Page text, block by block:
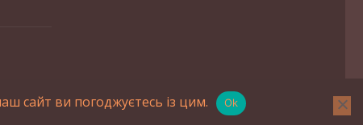
сайт ви погоджуєтесь із цим. Ok